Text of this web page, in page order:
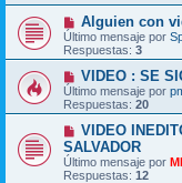
Alguien con
Último mensaje por
Respuestas: 3
VIDEO : SE
Último mensaje por
Respuestas: 20
VIDEO
SALVADOR
Último mensaje por
Respuestas: 12